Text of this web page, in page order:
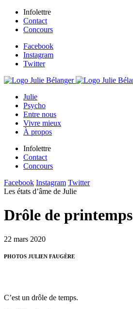
Infolettre
Contact
Concours
Facebook
Instagram
Twitter
Julie
Psycho
Entre nous
Vivre mieux
À propos
Infolettre
Contact
Concours
Facebook Instagram Twitter
Les états d’âme de Julie
Drôle de printemps
22 mars 2020
PHOTOS JULIEN FAUGÈRE
C’est un drôle de temps.